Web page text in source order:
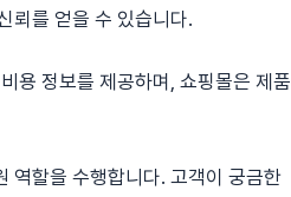
뢰를 얻을 수 있습니다.
용 정보를 제공하며, 쇼핑몰은 제품
역할을 수행합니다. 고객이 궁금한